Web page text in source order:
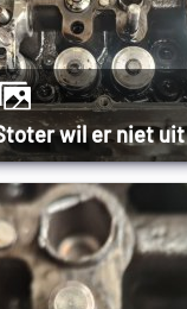
Stoter wil er niet uit